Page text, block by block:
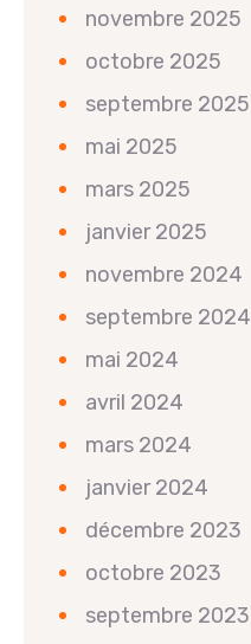
novembre 2025
octobre 2025
septembre 2025
mai 2025
mars 2025
janvier 2025
novembre 2024
septembre 2024
mai 2024
avril 2024
mars 2024
janvier 2024
décembre 2023
octobre 2023
septembre 2023